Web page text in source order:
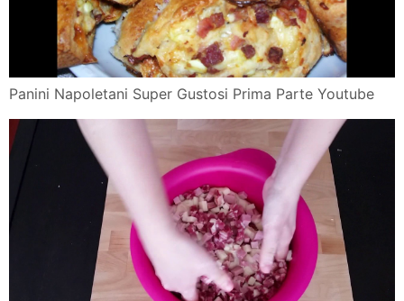
Panini Napoletani Super Gustosi Prima Parte Youtube